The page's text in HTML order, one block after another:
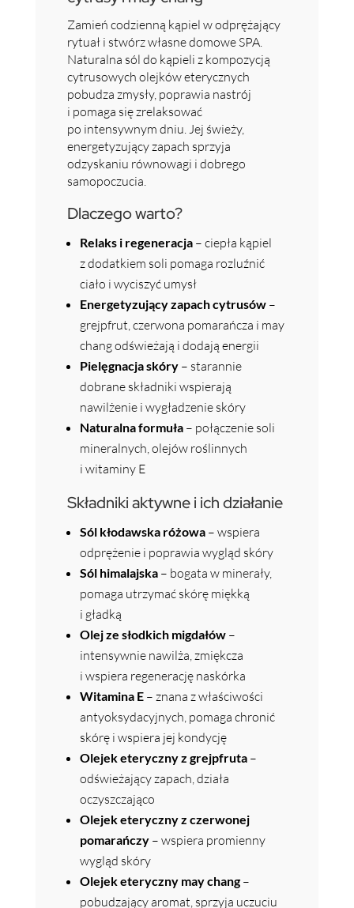
Zamień codzienną kąpiel w odprężający
rytuał i stwórz własne domowe SPA.
Naturalna sól do kąpieli z kompozycją
cytrusowych olejków eterycznych
pobudza zmysły, poprawia nastrój
i pomaga się zrelaksować
po intensywnym dniu. Jej świeży,
energetyzujący zapach sprzyja
odzyskaniu równowagi i dobrego
samopoczucia.
Dlaczego warto?
Relaks i regeneracja– ciepła kąpiel
z dodatkiem soli pomaga rozluźnić
ciało i wyciszyć umysł
Energetyzujący zapach cytrusów–
grejpfrut, czerwona pomarańcza i may
chang odświeżają i dodają energii
Pielęgnacja skóry– starannie
dobrane składniki wspierają
nawilżenie i wygładzenie skóry
Naturalna formuła– połączenie soli
mineralnych, olejów roślinnych
i witaminy E
Składniki aktywne i ich działanie
Sól kłodawska różowa– wspiera
odprężenie i poprawia wygląd skóry
Sól himalajska– bogata w minerały,
pomaga utrzymać skórę miękką
i gładką
Olej ze słodkich migdałów–
intensywnie nawilża, zmiękcza
i wspiera regenerację naskórka
Witamina E– znana z właściwości
antyoksydacyjnych, pomaga chronić
skórę i wspiera jej kondycję
Olejek eteryczny z grejpfruta–
odświeżający zapach, działa
oczyszczająco
Olejek eteryczny z czerwonej
pomarańczy– wspiera promienny
wygląd skóry
Olejek eteryczny may chang–
pobudzający aromat, sprzyja uczuciu